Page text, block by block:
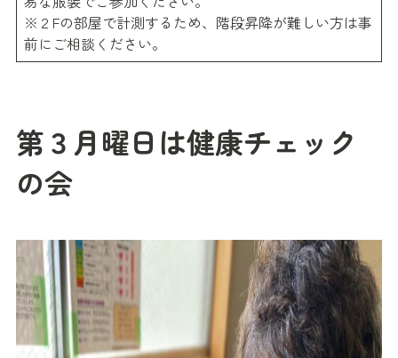
※２Fの部屋で計測するため、階段昇降が難しい方は事
前にご相談ください。
第３月曜日は健康チェック
の会